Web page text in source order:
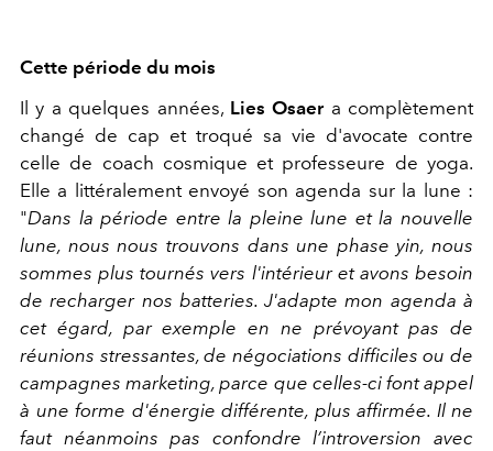
Cette période du mois
Il y a quelques années, Lies Osaera complètement
changé de cap et troqué sa vie d'avocate contre
celle de coach cosmique et professeure de yoga.
Elle a littéralement envoyé son agenda sur la lune :
"Dans la période entre la pleine lune et la nouvelle
lune, nous nous trouvons dans une phase yin, nous
sommes plus tournés vers l'intérieur et avons besoin
de recharger nos batteries. J'adapte mon agenda à
cet égard, par exemple en ne prévoyant pas de
réunions stressantes, de négociations difficiles ou de
campagnes marketing, parce que celles-ci font appel
à une forme d'énergie différente, plus affirmée. Il ne
faut néanmoins pas confondre l’introversion avec